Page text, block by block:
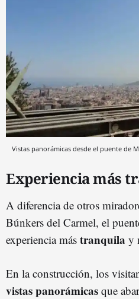
Vistas panorámicas desde el puente de
Experiencia más
A diferencia de otros
Búnkers del Carmel, el
experiencia más tranquila y
En la construcción, los
vistas panorámicas que